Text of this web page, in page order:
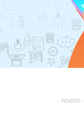
- פרסומת -